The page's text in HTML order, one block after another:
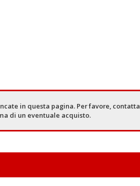
in questa pagina. Per favore, contatta
di un eventuale acquisto.